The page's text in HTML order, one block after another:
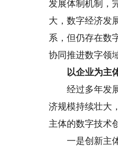
发展体制机制，
大，数字经济发
系，但仍存在数
协同推进数字领
以企业为主体
经过多年发展
济规模持续壮大
主体的数字技术
一是创新主体